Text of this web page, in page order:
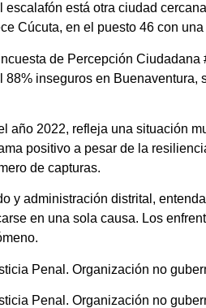
está otra ciudad
Cúcuta, en el puesto 46 con
de Percepción
inseguros en
año 2022, refleja una situación
positivo a pesar de la
de capturas.
y administración distrital,
en una sola causa. Los
Penal. Organización no
Penal. Organización no